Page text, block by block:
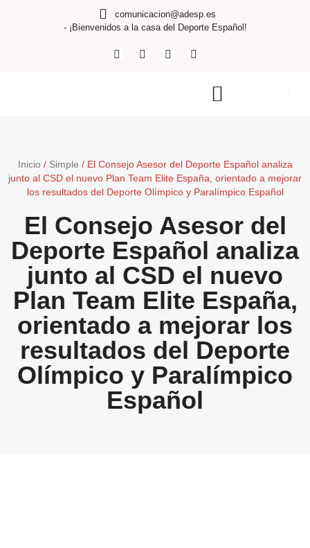
comunicacion@adesp.es
- ¡Bienvenidos a la casa del Deporte Español!
Inicio / Simple / El Consejo Asesor del Deporte Español analiza
junto al CSD el nuevo Plan Team Elite España, orientado a mejorar
los resultados del Deporte Olímpico y Paralímpico Español
El Consejo Asesor del
Deporte Español analiza
junto al CSD el nuevo
Plan Team Elite España,
orientado a mejorar los
resultados del Deporte
Olímpico y Paralímpico
Español